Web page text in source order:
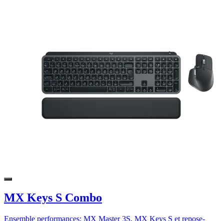
MX Keys S Combo
Ensemble performances: MX Master 3S, MX Keys S et repose-